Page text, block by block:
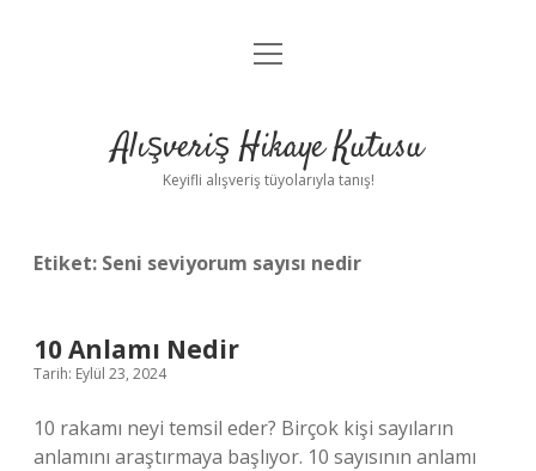
Anasayfa
Yasal Uyarı
menüyü
Alışveriş Hikaye Kutusu
Keyifli alışveriş tüyolarıyla tanış!
Etiket: Seni seviyorum sayısı nedir
10 Anlamı Nedir
Tarih: Eylül 23, 2024
10 rakamı neyi temsil eder? Birçok kişi sayıların
anlamını araştırmaya başlıyor. 10 sayısının anlamı